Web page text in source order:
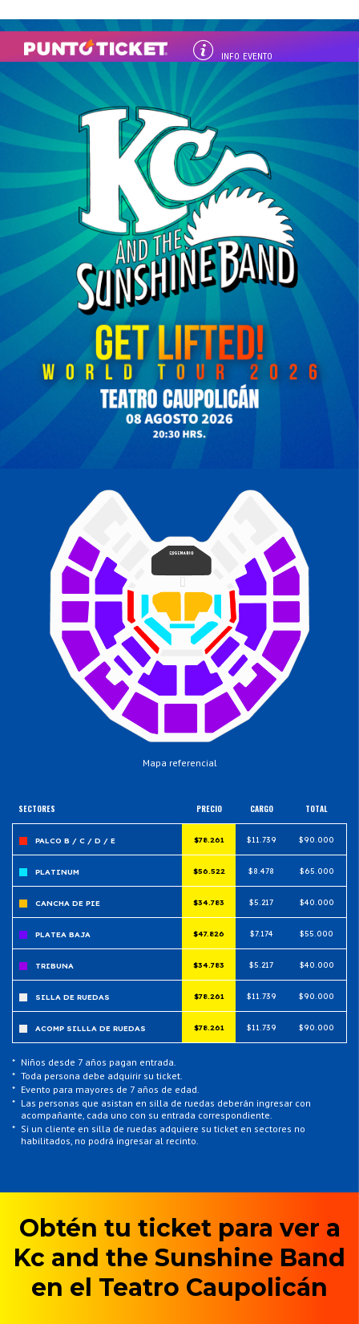
INFO EVENTO
Mapa referencial
SECTORES PRECIO CARGO TOTAL
PALCO B / C / D / E $78.261 $11.739 $90.000
PLATINUM $56.522 $8.478 $65.000
CANCHA DE PIE $34.783 $5.217 $40.000
PLATEA BAJA $47.826 $7.174 $55.000
TRIBUNA $34.783 $5.217 $40.000
SILLA DE RUEDAS $78.261 $11.739 $90.000
ACOMP SILLLA DE RUEDAS $78.261 $11.739 $90.000
* Niños desde 7 años pagan entrada.
* Toda persona debe adquirir su ticket.
* Evento para mayores de 7 años de edad.
* Las personas que asistan en silla de ruedas deberán ingresar con
acompañante, cada uno con su entrada correspondiente.
* Si un cliente en silla de ruedas adquiere su ticket en sectores no
habilitados, no podrá ingresar al recinto.
Obtén tu ticket para ver a
Kc and the Sunshine Band
en el Teatro Caupolicán